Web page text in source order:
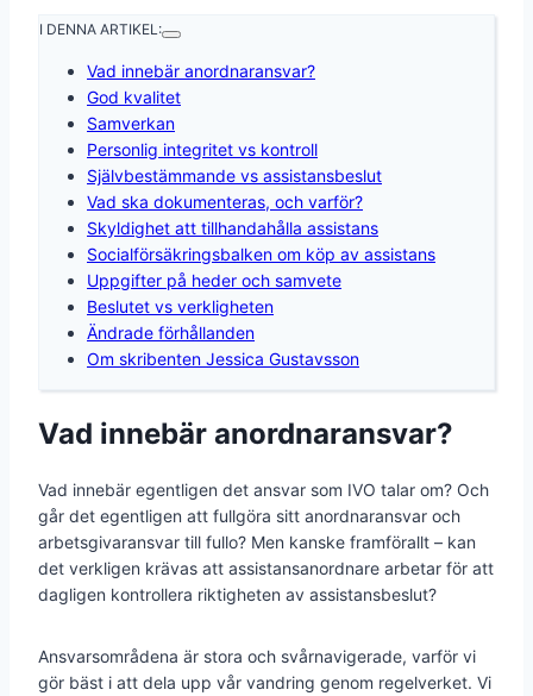
I DENNA ARTIKEL:
Vad innebär anordnaransvar?
God kvalitet
Samverkan
Personlig integritet vs kontroll
Självbestämmande vs assistansbeslut
Vad ska dokumenteras, och varför?
Skyldighet att tillhandahålla assistans
Socialförsäkringsbalken om köp av assistans
Uppgifter på heder och samvete
Beslutet vs verkligheten
Ändrade förhållanden
Om skribenten Jessica Gustavsson
Vad innebär anordnaransvar?
Vad innebär egentligen det ansvar som IVO talar om? Och
går det egentligen att fullgöra sitt anordnaransvar och
arbetsgivaransvar till fullo? Men kanske framförallt – kan
det verkligen krävas att assistansanordnare arbetar för att
dagligen kontrollera riktigheten av assistansbeslut?
Ansvarsområdena är stora och svårnavigerade, varför vi
gör bäst i att dela upp vår vandring genom regelverket. Vi